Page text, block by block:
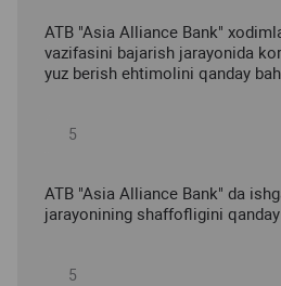
ATB "Asia Alliance Bank"
vazifasini bajarish jarayonida
yuz berish ehtimolini qanday
ATB "Asia Alliance Bank" da
jarayonining shaffofligini